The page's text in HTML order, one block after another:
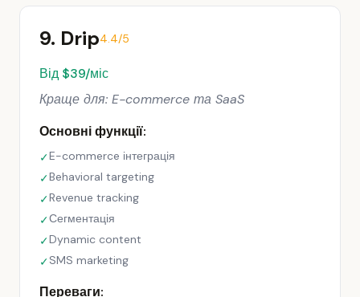
9. Drip4.4/5
Від $39/міс
Краще для: E-commerce та SaaS
Основні функції:
✓E-commerce інтеграція
✓Behavioral targeting
✓Revenue tracking
✓Сегментація
✓Dynamic content
✓SMS marketing
Переваги: